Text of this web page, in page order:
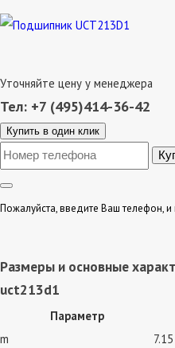
Уточняйте цену у менеджера
Тел: +7 (495)414-36-42
Купить в один клик
Пожалуйста, введите Ваш телефон,
Размеры и основные
uct213d1
Параметр
m